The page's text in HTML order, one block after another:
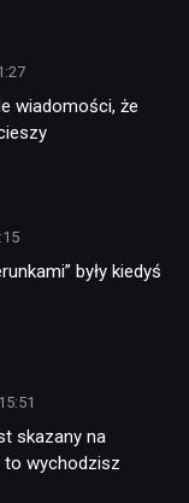
wiadomości, że
były kiedyś
skazany na
to wychodzisz